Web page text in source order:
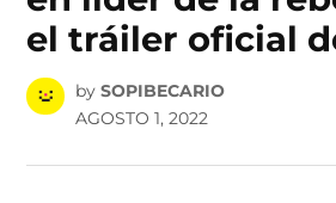
el tráiler oficial
by SOPIBECARIO
AGOSTO 1, 2022